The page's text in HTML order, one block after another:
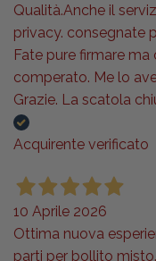
Qualità.Anche il
privacy. consegnate
Fate pure firmare
comperato. Me lo
Grazie. La scatola
Acquirente verificato
10 Aprile 2026
Ottima nuova
parti per bollito